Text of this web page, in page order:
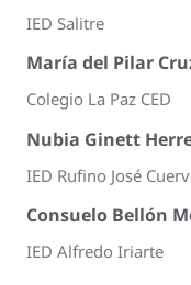
IED Salitre
María del Pilar
Colegio La Paz CED
Nubia Ginett
IED Rufino José
Consuelo Bellón
IED Alfredo Iriarte